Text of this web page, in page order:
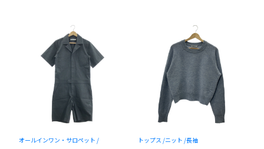
オールインワン・サロペット /
トップス /ニット /長袖